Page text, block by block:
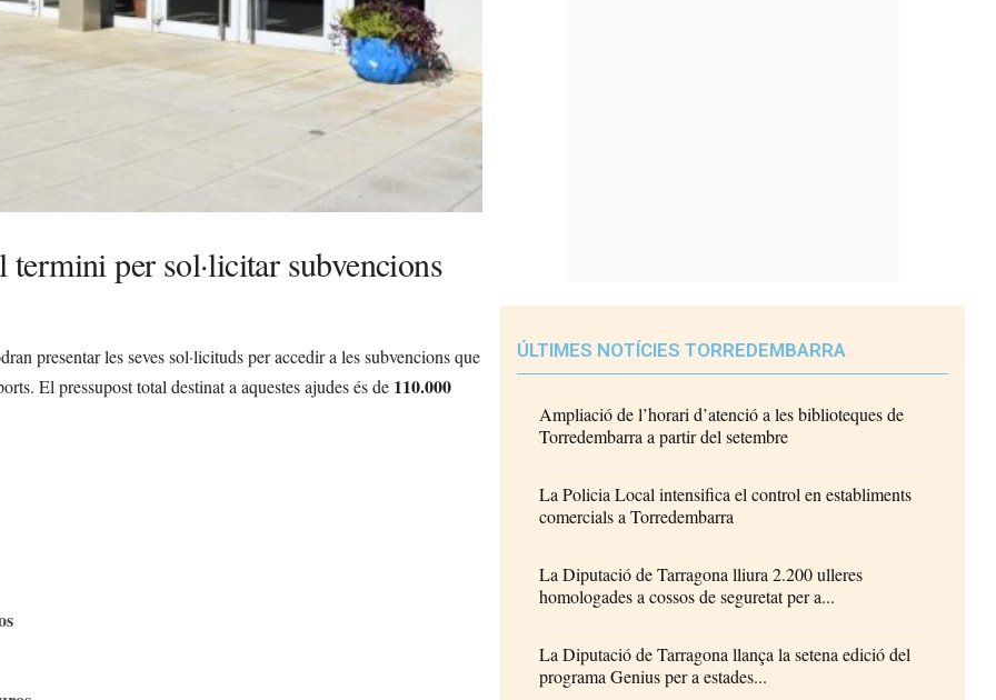
per sol·licitar subvencions
presentar les seves sol·licituds per accedir a les subvencions que
El pressupost total destinat a aquestes ajudes és de 110.000
ÚLTIMES NOTÍCIES TORREDEMBARRA
Ampliació de l’horari d’atenció a les biblioteques de
Torredembarra a partir del setembre
La Policia Local intensifica el control en establiments
comercials a Torredembarra
La Diputació de Tarragona lliura 2.200 ulleres
homologades a cossos de seguretat per a...
La Diputació de Tarragona llança la setena edició del
programa Genius per a estades...